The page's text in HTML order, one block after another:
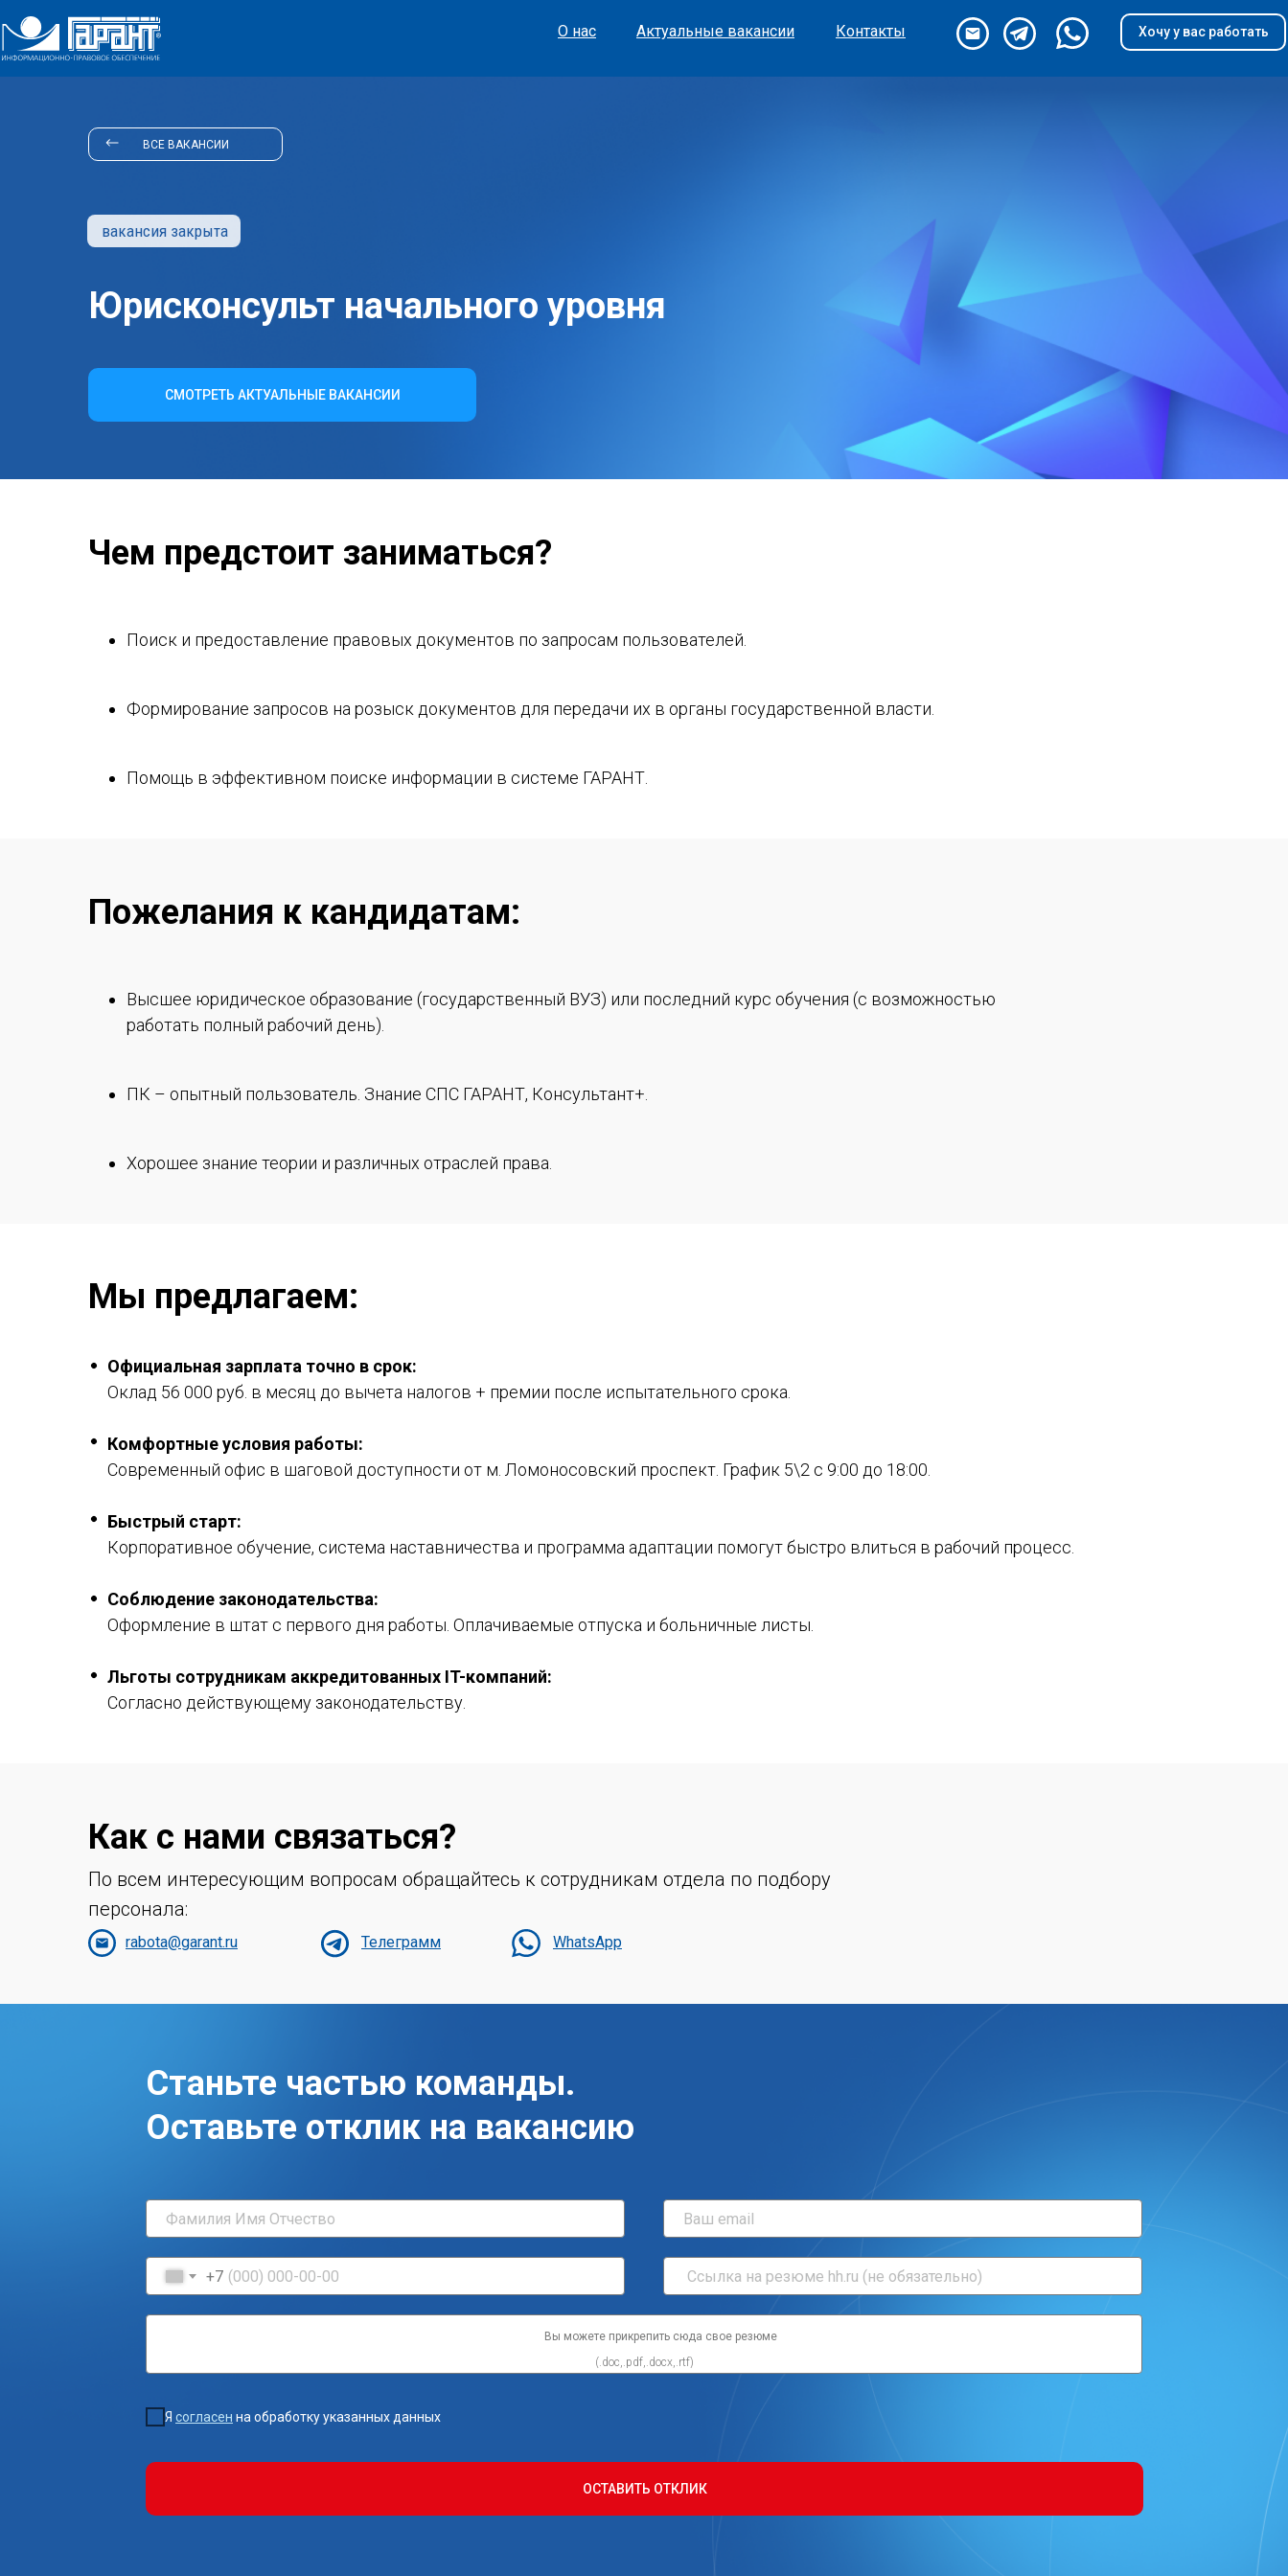
О нас Актуальные вакансии Контакты Хочу у вас работать
Юрисконсульт начального уровня
ВСЕ ВАКАНСИИ
СМОТРЕТЬ АКТУАЛЬНЫЕ ВАКАНСИИ
вакансия закрыта
Чем предстоит заниматься?
Поиск и предоставление правовых документов по запросам пользователей.
Формирование запросов на розыск документов для передачи их в органы государственной власти.
Помощь в эффективном поиске информации в системе ГАРАНТ.
Пожелания к кандидатам:
Высшее юридическое образование (государственный ВУЗ) или последний курс обучения (с возможностью
работать полный рабочий день).
ПК – опытный пользователь. Знание СПС ГАРАНТ, Консультант+.
Хорошее знание теории и различных отраслей права.
Мы предлагаем:
Официальная зарплата точно в срок:
Оклад 56 000 руб. в месяц до вычета налогов + премии после испытательного срока.
Комфортные условия работы:
Современный офис в шаговой доступности от м. Ломоносовский проспект. График 5\2 с 9:00 до 18:00.
Быстрый старт:
Корпоративное обучение, система наставничества и программа адаптации помогут быстро влиться в рабочий процесс.
Соблюдение законодательства:
Оформление в штат с первого дня работы. Оплачиваемые отпуска и больничные листы.
Льготы сотрудникам аккредитованных IT-компаний:
Согласно действующему законодательству.
Как с нами связаться?
По всем интересующим вопросам обращайтесь к сотрудникам отдела по подбору
персонала:
rabota@garant.ru Телеграмм WhatsApp
Станьте частью команды.
Оставьте отклик на вакансию
+7
Вы можете прикрепить сюда свое резюме
ОСТАВИТЬ ОТКЛИК
Я согласен на обработку указанных данных